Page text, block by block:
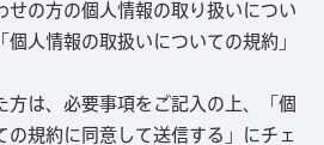
せの方の個人情報の取り扱いについ
人情報の取扱いについての規約」
方は、必要事項をご記入の上、「個
の規約に同意して送信する」にチェ